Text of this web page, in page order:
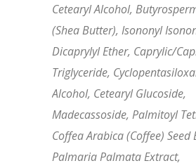
Cetearyl Alcohol,
(Shea Butter), Isononyl
Dicaprylyl Ether, Caprylic/
Triglyceride,
Alcohol, Cetearyl Glucoside,
Madecassoside, Palmitoyl
Coffea Arabica (Coffee) Seed
Palmaria Palmata Extract,